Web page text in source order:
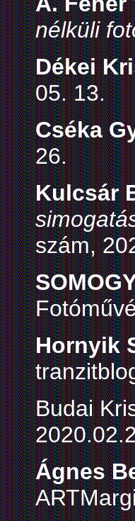
nélküli
Dékei
05. 13.
Cséka
26.
Kulcsár
szám,
Hornyik
Budai
Ágnes